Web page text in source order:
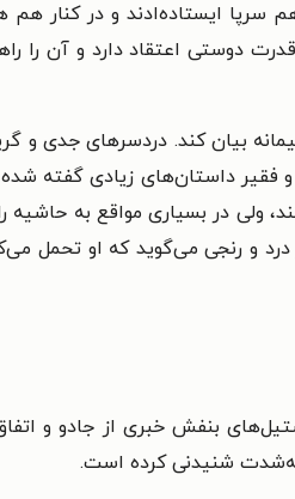
ایستاده‌ادند و در کنار هم
دوستی اعتقاد دارد و آن را
بیان کند. دردسرهای جدی و
فقیر داستان‌های زیادی گفته
ولی در بسیاری مواقع به حاشیه
درد و رنجی می‌گوید که او تحمل
بنفش خبری از جادو و
به‌شدت شنیدنی کرده است.